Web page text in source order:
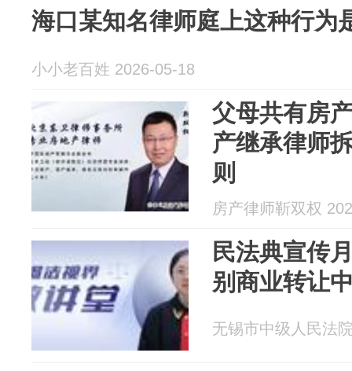
海口某知名律师庭上这种行为
小小老百姓 2026-05-18
父母共有房
产继承律师
则
房产律师靳双权
民法典宣传
别商业转让
无锡市中级人民法